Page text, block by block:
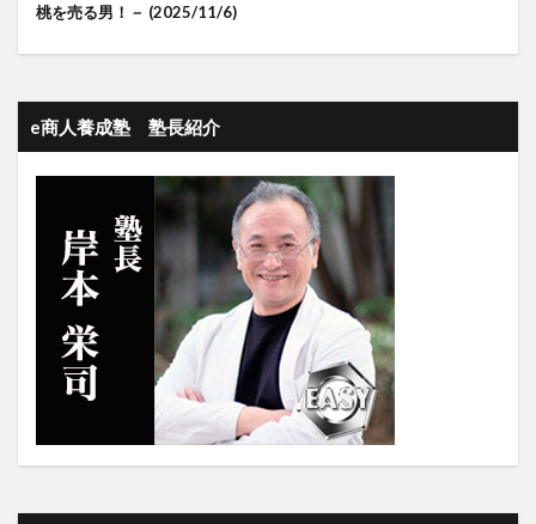
桃を売る男！－ (2025/11/6)
e商人養成塾 塾長紹介